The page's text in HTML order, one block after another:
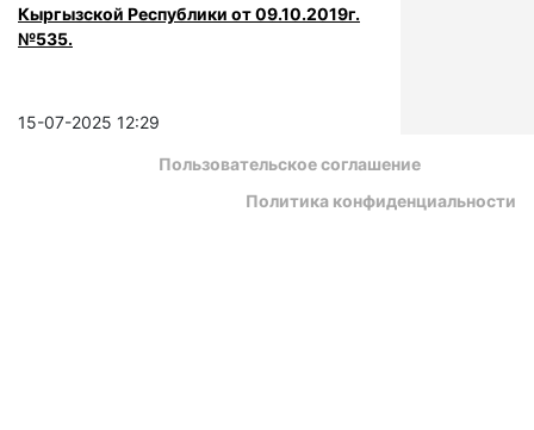
Кыргызской Республики от 09.10.2019г.
№535.
15-07-2025 12:29
Пользовательское соглашение
Политика конфиденциальности